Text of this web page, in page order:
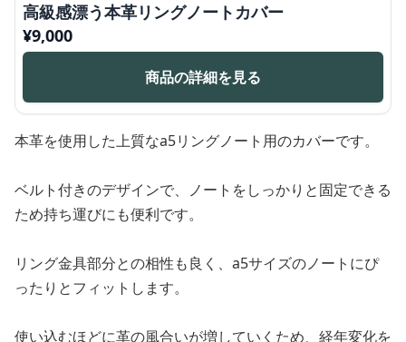
高級感漂う本革リングノートカバー
¥9,000
商品の詳細を見る
本革を使用した上質なa5リングノート用のカバーです。
ベルト付きのデザインで、ノートをしっかりと固定できる
ため持ち運びにも便利です。
リング金具部分との相性も良く、a5サイズのノートにぴ
ったりとフィットします。
使い込むほどに革の風合いが増していくため、経年変化を